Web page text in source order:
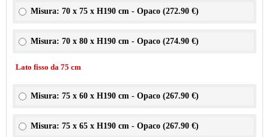
Misura: 70 x 75 x H190 cm - Opaco (272.90 €)
Misura: 70 x 80 x H190 cm - Opaco (274.90 €)
Lato fisso da 75 cm
Misura: 75 x 60 x H190 cm - Opaco (267.90 €)
Misura: 75 x 65 x H190 cm - Opaco (267.90 €)